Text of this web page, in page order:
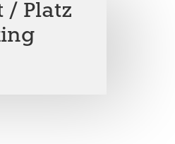
/ Platz